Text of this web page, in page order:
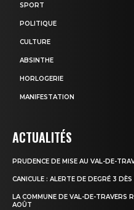
SPORT
POLITIQUE
CULTURE
ABSINTHE
HORLOGERIE
MANIFESTATION
ACTUALITÉS
PRUDENCE DE MISE AU VAL-DE-
CANICULE : ALERTE DE DEGRÉ 3
LA COMMUNE DE VAL-DE-TRAVERS
AOÛT